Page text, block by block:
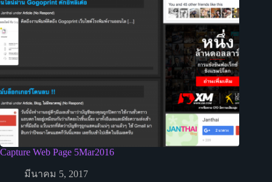
Capture Web Page 5Mar2016
มีนาคม 5, 2017